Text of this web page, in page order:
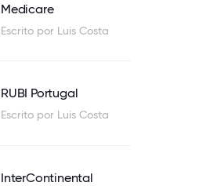
Medicare
Escrito por Luis Costa
RUBI Portugal
Escrito por Luis Costa
InterContinental